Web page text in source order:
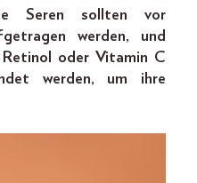
Seren sollten vor
werden, und
oder Vitamin C
werden, um ihre